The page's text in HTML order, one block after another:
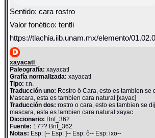
Sentido: cara rostro
Valor fonético: tentli
https://tlachia.iib.unam.mx/elemento/
xayacatl
Paleografía: xayacatl
Grafía normalizada: xayacatl
Tipo: r.n.
Traducción uno: Rostro ô Cara, esto es tambien se
Mascara, esta es tambien cara natural [xayac]
Traducción dos: rostro o cara, esto es tambien se
mascara, esta es tambien cara natural xayac
Diccionario: Bnf_362
Fuente: 17?? Bnf_362
Notas: Esp: [-- Esp: ]-- Esp: ô-- Esp: ixo--